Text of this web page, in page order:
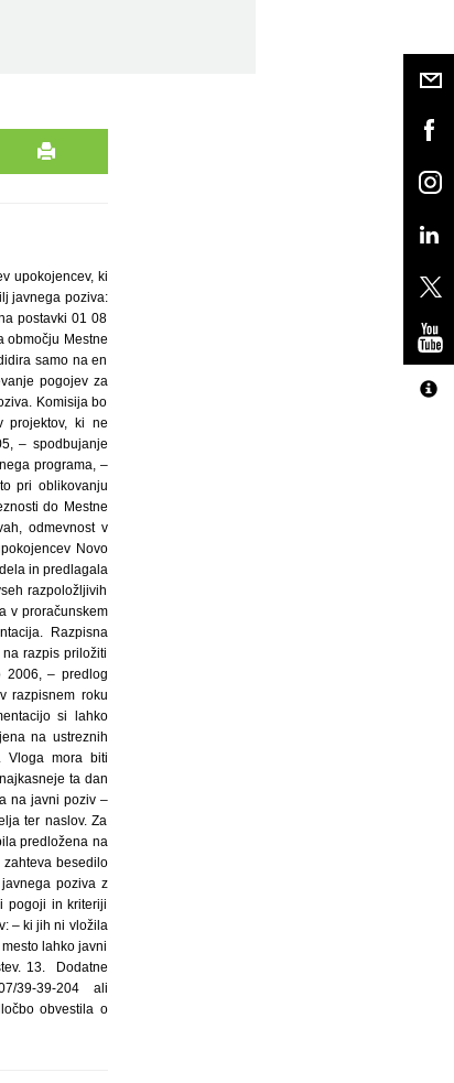
upokojencev, ki
javnega poziva:
postavki 01 08
območju Mestne
samo na en
pogojev za
Komisija bo
projektov, ki ne
– spodbujanje
programa, –
pri oblikovanju
do Mestne
odmevnost v
Novo
in predlagala
razpoložljivih
v proračunskem
Razpisna
razpis priložiti
2006, – predlog
razpisnem roku
si lahko
na ustreznih
Vloga mora biti
ta dan
na javni poziv –
ter naslov. Za
predložena na
besedilo
poziva z
pogoji in kriteriji
– ki jih ni vložila
lahko javni
13. Dodatne
39-39-204 ali
obvestila o